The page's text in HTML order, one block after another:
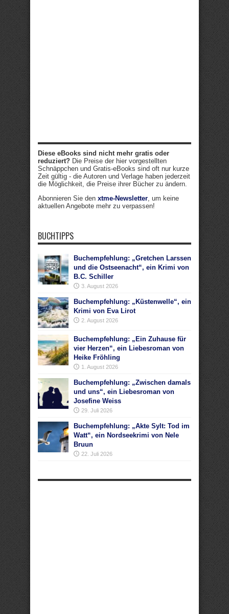
Diese eBooks sind nicht mehr gratis oder
reduziert? Die Preise der hier vorgestellten
Schnäppchen und Gratis-eBooks sind oft nur kurze
Zeit gültig - die Autoren und Verlage haben jederzeit
die Möglichkeit, die Preise ihrer Bücher zu ändern.
Abonnieren Sie den xtme-Newsletter, um keine
aktuellen Angebote mehr zu verpassen!
BUCHTIPPS
Buchempfehlung: „Gretchen Larssen
und die Ostseenacht“, ein Krimi von
B.C. Schiller
3. August 2026
Buchempfehlung: „Küstenwelle“, ein
Krimi von Eva Lirot
2. August 2026
Buchempfehlung: „Ein Zuhause für
vier Herzen“, ein Liebesroman von
Heike Fröhling
1. August 2026
Buchempfehlung: „Zwischen damals
und uns“, ein Liebesroman von
Josefine Weiss
29. Juli 2026
Buchempfehlung: „Akte Sylt: Tod im
Watt“, ein Nordseekrimi von Nele
Bruun
22. Juli 2026